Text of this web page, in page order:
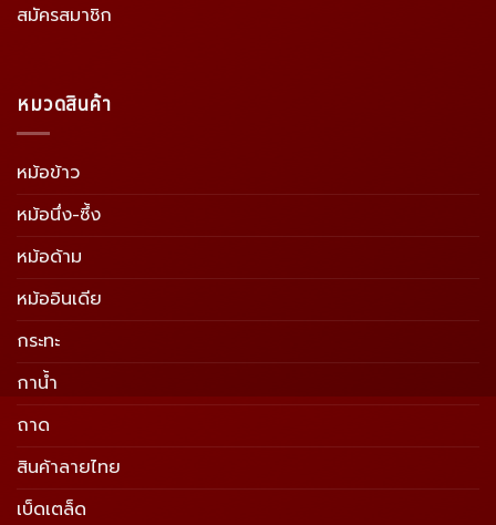
สมัครสมาชิก
หมวดสินค้า
หม้อข้าว
หม้อนึ่ง-ซึ้ง
หม้อด้าม
หม้ออินเดีย
กระทะ
กาน้ำ
ถาด
สินค้าลายไทย
เบ็ดเตล็ด